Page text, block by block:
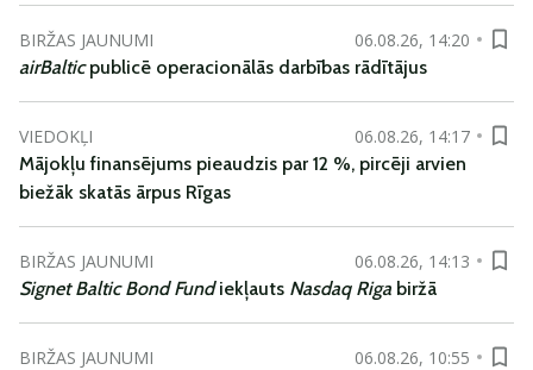
BIRŽAS JAUNUMI
06.08.26, 14:20
airBalticpublicē operacionālās darbības rādītājus
VIEDOKĻI
06.08.26, 14:17
Mājokļu finansējums pieaudzis par 12 %, pircēji arvien
biežāk skatās ārpus Rīgas
BIRŽAS JAUNUMI
06.08.26, 14:13
Signet Baltic Bond Fundiekļauts Nasdaq Riga biržā
BIRŽAS JAUNUMI
06.08.26, 10:55